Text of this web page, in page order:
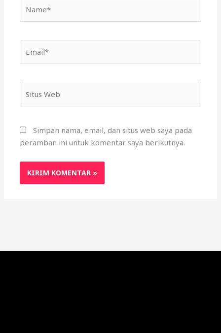
Web
Simpan nama, email, dan situs web saya pada
peramban ini untuk komentar saya berikutnya.